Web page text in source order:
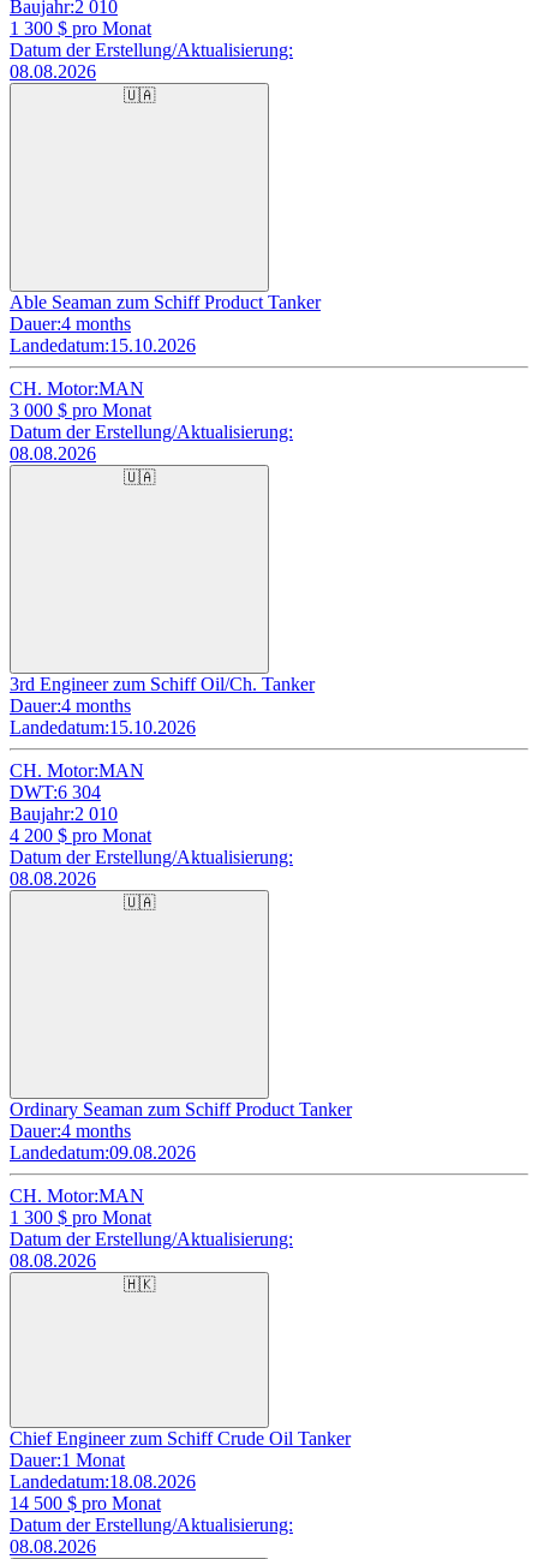
Baujahr:2 010
1 300 $ pro Monat
Datum der Erstellung/Aktualisierung:
08.08.2026
🇺🇦
Able Seaman zum Schiff Product Tanker
Dauer:4 months
Landedatum:15.10.2026
CH. Motor:MAN
3 000 $ pro Monat
Datum der Erstellung/Aktualisierung:
08.08.2026
🇺🇦
3rd Engineer zum Schiff Oil/Ch. Tanker
Dauer:4 months
Landedatum:15.10.2026
CH. Motor:MAN
DWT:6 304
Baujahr:2 010
4 200 $ pro Monat
Datum der Erstellung/Aktualisierung:
08.08.2026
🇺🇦
Ordinary Seaman zum Schiff Product Tanker
Dauer:4 months
Landedatum:09.08.2026
CH. Motor:MAN
1 300 $ pro Monat
Datum der Erstellung/Aktualisierung:
08.08.2026
🇭🇰
Chief Engineer zum Schiff Crude Oil Tanker
Dauer:1 Monat
Landedatum:18.08.2026
14 500 $ pro Monat
Datum der Erstellung/Aktualisierung:
08.08.2026